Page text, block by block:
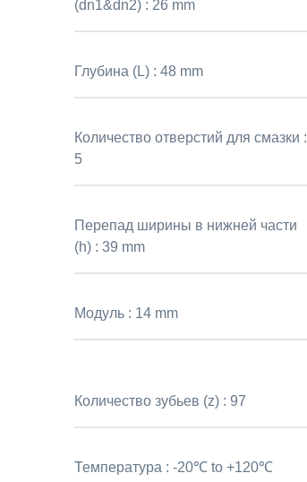
(dn1&dn2) : 26 mm
Глубина (L) :48 mm
Количество отверстий для смазки :
5
Перепад ширины в нижней части
(h) :39 mm
Модуль : 14 mm
Количество зубьев (z) :97
Температура :-20℃ to +120℃